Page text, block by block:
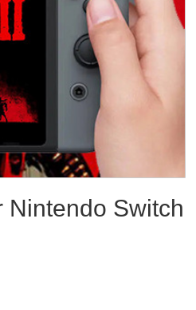
Nintendo Switch